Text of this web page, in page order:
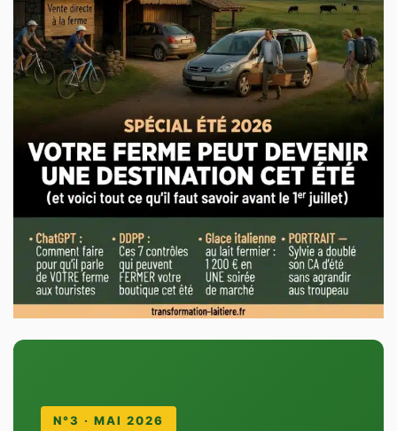
N°3 · MAI 2026